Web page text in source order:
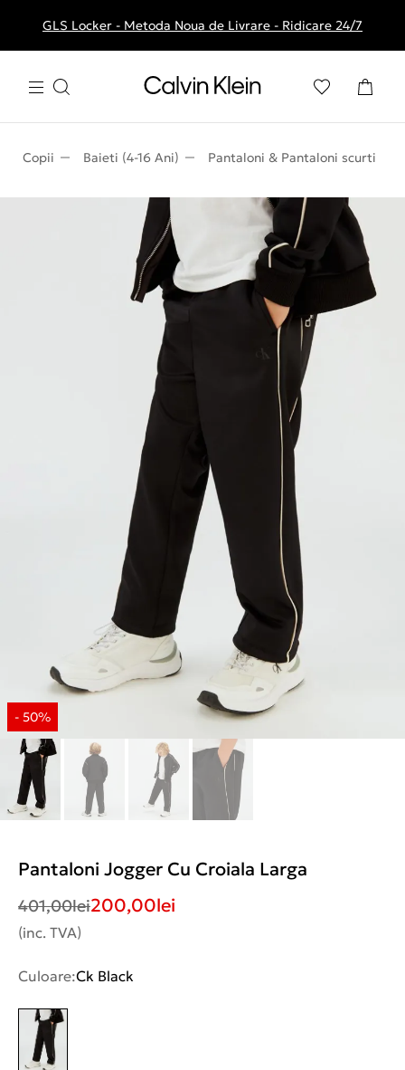
Livrare gratuita la comenzile de peste 250 RON
GLS Locker - Metoda Noua de Livrare - Ridicare 24/7
Copii Baieti (4-16 Ani) Pantaloni & Pantaloni scurti
Pantaloni Jogger Cu Croiala Larga
401,00lei200,00lei
(inc. TVA)
Culoare:Ck Black